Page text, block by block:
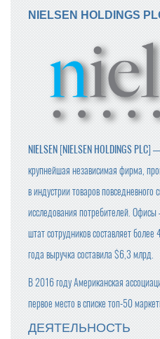
NIELSEN HOLDINGS
NIELSEN [NIELSEN HOLDINGS PLC] —
крупнейшая независимая фирма,
в индустрии товаров
исследования потребителей.
штат сотрудников составляет
года выручка составила $6,3 млрд.
В 2016 году Американская
первое место в списке топ-50
ДЕЯТЕЛЬНОСТЬ